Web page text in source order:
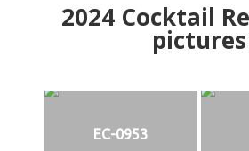
2024 Cocktail
pictures
EC-0953